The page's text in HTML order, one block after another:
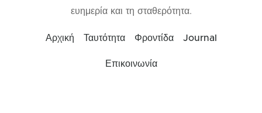
ευημερία και τη σταθερότητα.
Αρχική Ταυτότητα Φροντίδα Journal
Επικοινωνία